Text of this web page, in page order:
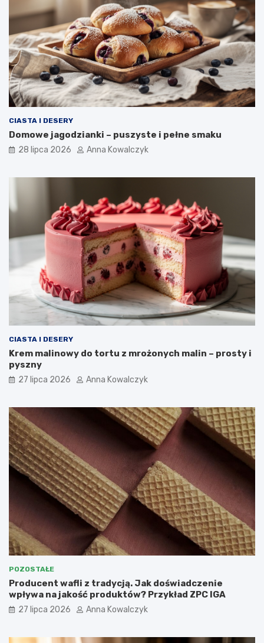
CIASTA I DESERY
Domowe jagodzianki – puszyste i pełne smaku
28 lipca 2026 Anna Kowalczyk
CIASTA I DESERY
Krem malinowy do tortu z mrożonych malin – prosty i
pyszny
27 lipca 2026 Anna Kowalczyk
POZOSTAŁE
Producent wafli z tradycją. Jak doświadczenie
wpływa na jakość produktów? Przykład ZPC IGA
27 lipca 2026 Anna Kowalczyk